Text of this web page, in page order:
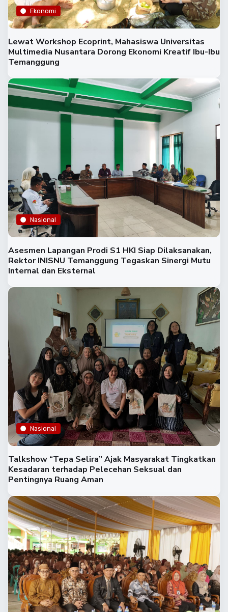
Ekonomi
Lewat Workshop Ecoprint, Mahasiswa Universitas
Multimedia Nusantara Dorong Ekonomi Kreatif Ibu-Ibu
Temanggung
Nasional
Asesmen Lapangan Prodi S1 HKI Siap Dilaksanakan,
Rektor INISNU Temanggung Tegaskan Sinergi Mutu
Internal dan Eksternal
Nasional
Talkshow “Tepa Selira” Ajak Masyarakat Tingkatkan
Kesadaran terhadap Pelecehan Seksual dan
Pentingnya Ruang Aman